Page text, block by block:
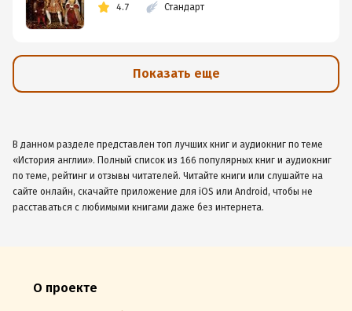
4.7 Стандарт
Показать еще
В данном разделе представлен топ лучших книг и аудиокниг по теме
«История англии». Полный список из 166 популярных книг и аудиокниг
по теме, рейтинг и отзывы читателей. Читайте книги или слушайте на
сайте онлайн, скачайте приложение для iOS или Android, чтобы не
расставаться с любимыми книгами даже без интернета.
О проекте